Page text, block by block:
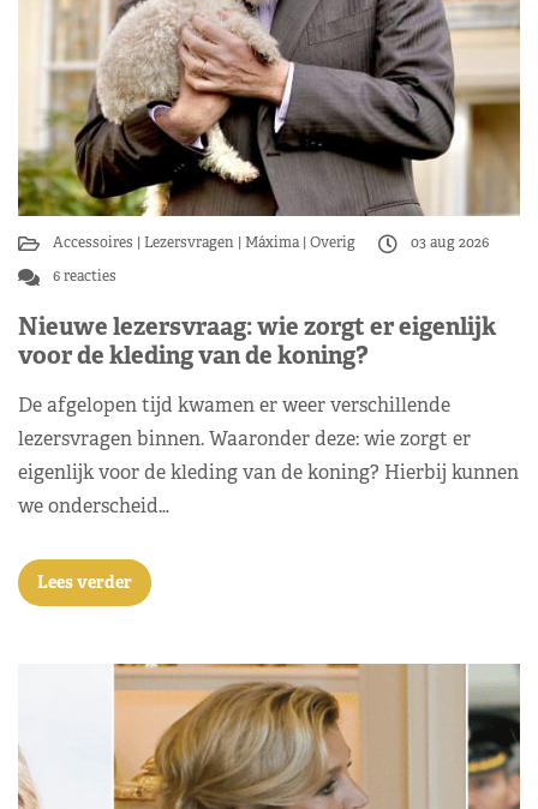
Accessoires Lezersvragen Máxima Overig
03 aug 2026
6 reacties
Nieuwe lezersvraag: wie zorgt er eigenlijk
voor de kleding van de koning?
De afgelopen tijd kwamen er weer verschillende
lezersvragen binnen. Waaronder deze: wie zorgt er
eigenlijk voor de kleding van de koning? Hierbij kunnen
we onderscheid…
Lees verder